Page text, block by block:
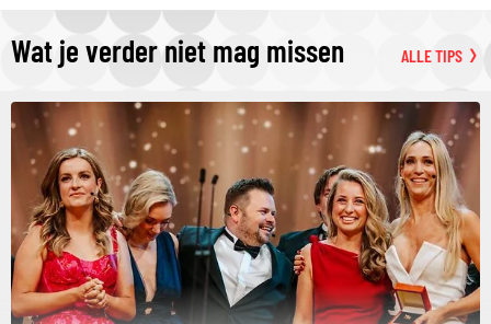
Wat je verder niet mag missen ALLE TIPS